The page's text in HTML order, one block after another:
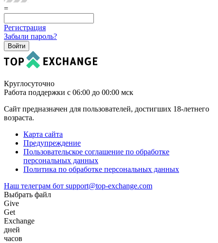
=
Регистрация
Забыли пароль?
Круглосуточно
Работа поддержки с 06:00 до 00:00 мск
Сайт предназначен для пользователей, достигших 18-летнего
возраста.
Карта сайта
Предупреждение
Пользовательское соглашение по обработке
персональных данных
Политика по обработке персональных данных
Наш телеграм бот support@top-exchange.com
Выбрать файл
Give
Get
Exchange
дней
часов